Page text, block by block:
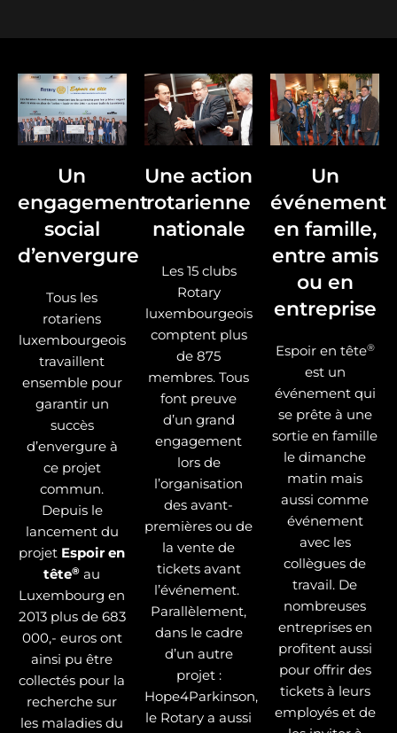
Un
engagement
social
d’envergure
Tous les
rotariens
luxembourgeois
travaillent
ensemble pour
garantir un
succès
d’envergure à
ce projet
commun.
Depuis le
lancement du
projet Espoir en
tête® au
Luxembourg en
2013 plus de 683
000,- euros ont
ainsi pu être
collectés pour la
recherche sur
les maladies du
Une action
rotarienne
nationale
Les 15 clubs
Rotary
luxembourgeois
comptent plus
de 875
membres. Tous
font preuve
d’un grand
engagement
lors de
l’organisation
des avant-
premières ou de
la vente de
tickets avant
l’événement.
Parallèlement,
dans le cadre
d’un autre
projet :
Hope4Parkinson,
le Rotary a aussi
Un
événement
en famille,
entre amis
ou en
entreprise
Espoir en tête®
est un
événement qui
se prête à une
sortie en famille
le dimanche
matin mais
aussi comme
événement
avec les
collègues de
travail. De
nombreuses
entreprises en
profitent aussi
pour offrir des
tickets à leurs
employés et de